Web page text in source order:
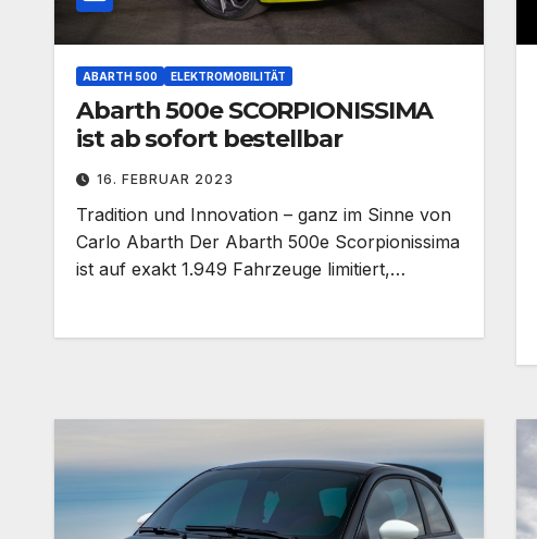
ABARTH 500 ELEKTROMOBILITÄT
Abarth 500e SCORPIONISSIMA
ist ab sofort bestellbar
16. FEBRUAR 2023
Tradition und Innovation – ganz im Sinne von
Carlo Abarth Der Abarth 500e Scorpionissima
ist auf exakt 1.949 Fahrzeuge limitiert,…